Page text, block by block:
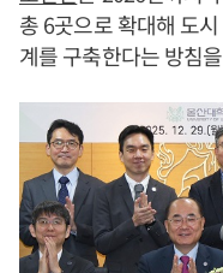
총 6곳으로 확대해 도
계를 구축한다는 방침